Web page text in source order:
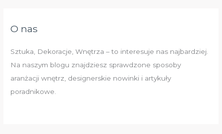
O nas
Sztuka, Dekoracje, Wnętrza – to interesuje nas najbardziej.
Na naszym blogu znajdziesz sprawdzone sposoby
aranżacji wnętrz, designerskie nowinki i artykuły
poradnikowe.